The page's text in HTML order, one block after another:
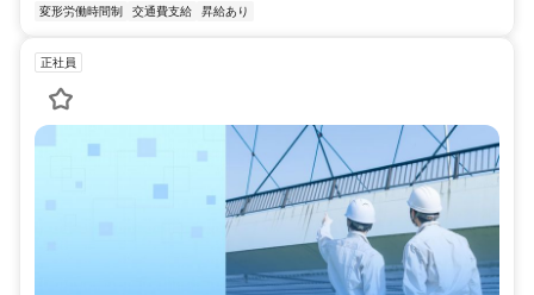
変形労働時間制 交通費支給 昇給あり
正社員